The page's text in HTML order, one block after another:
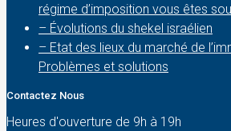
régime d’imposition vous êtes
– Évolutions du shekel israélien
– Etat des lieux du marché de
Problèmes et solutions
Contactez Nous
Heures d'ouverture de 9h à 19h